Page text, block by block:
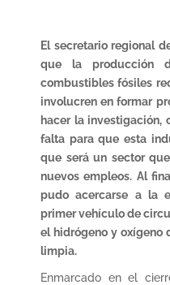
El secretario regional
que la producción
combustibles fósiles
involucren en formar
hacer la investigación,
falta para que esta
que será un sector
nuevos empleos. Al
pudo acercarse a la
primer vehículo de
el hidrógeno y oxígeno
limpia.
Enmarcado en el